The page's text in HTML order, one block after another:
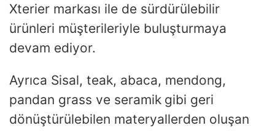
Xterier markası ile de sürdürülebilir
ürünleri müşterileriyle buluşturmaya
devam ediyor.
Ayrıca Sisal, teak, abaca, mendong,
pandan grass ve seramik gibi geri
dönüştürülebilen materyallerden oluşan